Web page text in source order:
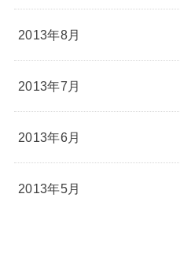
2013年8月
2013年7月
2013年6月
2013年5月